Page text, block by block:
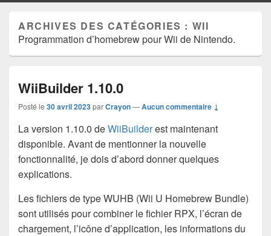
ARCHIVES DES CATÉGORIES : WII
Programmation d’homebrew pour Wii de Nintendo.
WiiBuilder 1.10.0
Posté le 30 avril 2023parCrayon—Aucun commentaire ↓
La version 1.10.0 deWiiBuilderest maintenant
disponible. Avant de mentionner la nouvelle
fonctionnalité, je dois d’abord donner quelques
explications.
Les fichiers de type WUHB (Wii U Homebrew Bundle)
sont utilisés pour combiner le fichier RPX, l’écran de
chargement, l’icône d’application, les informations du